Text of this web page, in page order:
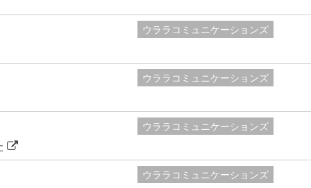
ウララコミュニケーションズ
ウララコミュニケーションズ
ウララコミュニケーションズ
ウララコミュニケーションズ